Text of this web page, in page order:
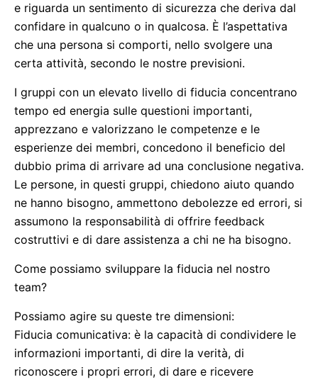
e riguarda un sentimento di sicurezza che deriva dal
confidare in qualcuno o in qualcosa. È l’aspettativa
che una persona si comporti, nello svolgere una
certa attività, secondo le nostre previsioni.
I gruppi con un elevato livello di fiducia concentrano
tempo ed energia sulle questioni importanti,
apprezzano e valorizzano le competenze e le
esperienze dei membri, concedono il beneficio del
dubbio prima di arrivare ad una conclusione negativa.
Le persone, in questi gruppi, chiedono aiuto quando
ne hanno bisogno, ammettono debolezze ed errori, si
assumono la responsabilità di offrire feedback
costruttivi e di dare assistenza a chi ne ha bisogno.
Come possiamo sviluppare la fiducia nel nostro
team?
Possiamo agire su queste tre dimensioni:
Fiducia comunicativa: è la capacità di condividere le
informazioni importanti, di dire la verità, di
riconoscere i propri errori, di dare e ricevere